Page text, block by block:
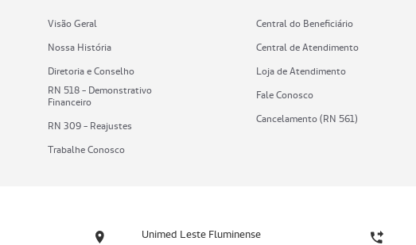
Visão Geral
Nossa História
Diretoria e Conselho
RN 518 - Demonstrativo
Financeiro
RN 309 - Reajustes
Trabalhe Conosco
Central do Beneficiário
Central de Atendimento
Loja de Atendimento
Fale Conosco
Cancelamento (RN 561)
Unimed Leste Fluminense